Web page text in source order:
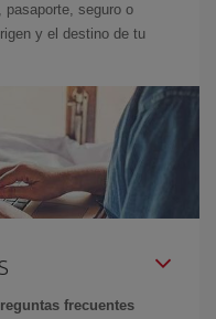
pasaporte, seguro o
y el destino de tu
frecuentes